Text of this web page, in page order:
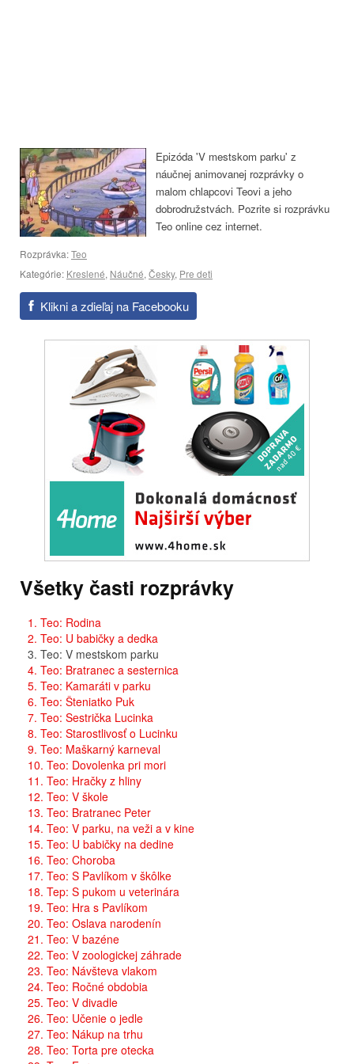
Epizóda 'V mestskom parku' z
náučnej animovanej rozprávky o
malom chlapcovi Teovi a jeho
dobrodružstvách. Pozrite si rozprávku
Teo online cez internet.
Rozprávka:Teo
Kategórie: Kreslené, Náučné, Česky, Pre deti
Klikni a zdieľaj na Facebooku
Všetky časti rozprávky
1. Teo: Rodina
2. Teo: U babičky a dedka
3. Teo: V mestskom parku
4. Teo: Bratranec a sesternica
5. Teo: Kamaráti v parku
6. Teo: Šteniatko Puk
7. Teo: Sestrička Lucinka
8. Teo: Starostlivosť o Lucinku
9. Teo: Maškarný karneval
10. Teo: Dovolenka pri mori
11. Teo: Hračky z hliny
12. Teo: V škole
13. Teo: Bratranec Peter
14. Teo: V parku, na veži a v kine
15. Teo: U babičky na dedine
16. Teo: Choroba
17. Teo: S Pavlíkom v škôlke
18. Tep: S pukom u veterinára
19. Teo: Hra s Pavlíkom
20. Teo: Oslava narodenín
21. Teo: V bazéne
22. Teo: V zoologickej záhrade
23. Teo: Návšteva vlakom
24. Teo: Ročné obdobia
25. Teo: V divadle
26. Teo: Učenie o jedle
27. Teo: Nákup na trhu
28. Teo: Torta pre otecka